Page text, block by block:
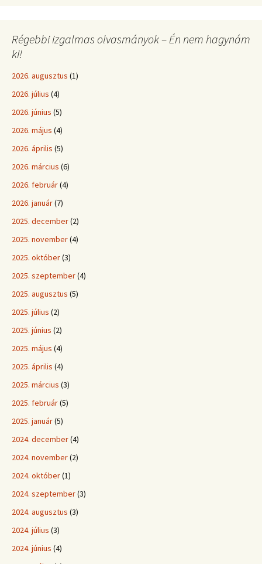
Régebbi izgalmas olvasmányok – Én nem hagynám
ki!
2026. augusztus (1)
2026. július (4)
2026. június (5)
2026. május (4)
2026. április (5)
2026. március (6)
2026. február(4)
2026. január(7)
2025. december(2)
2025. november(4)
2025. október(3)
2025. szeptember(4)
2025. augusztus (5)
2025. július (2)
2025. június (2)
2025. május (4)
2025. április (4)
2025. március (3)
2025. február(5)
2025. január(5)
2024. december(4)
2024. november(2)
2024. október(1)
2024. szeptember(3)
2024. augusztus (3)
2024. július (3)
2024. június (4)